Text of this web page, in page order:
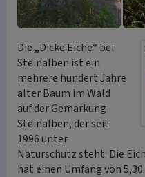
Die „Dicke Eiche“ bei
Steinalben ist ein
mehrere hundert Jahre
alter Baum im Wald
auf der Gemarkung
Steinalben, der seit
1996 unter
Naturschutz steht. Die
hat einen Umfang von